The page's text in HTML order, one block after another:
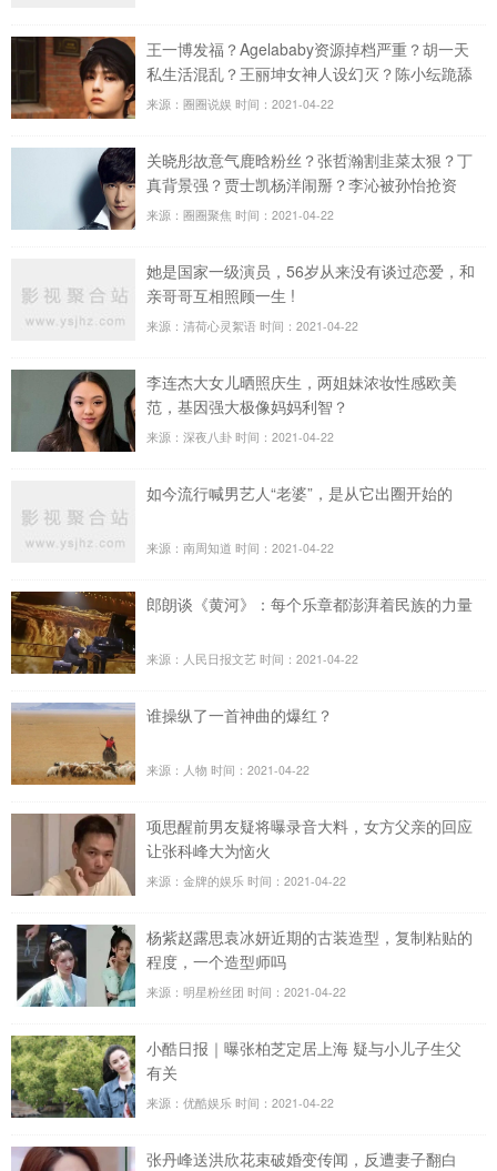
王一博发福？Agelababy资源掉档严重？胡一天
私生活混乱？王丽坤女神人设幻灭？陈小纭跪舔
那英？
来源：圈圈说娱 时间：2021-04-22
关晓彤故意气鹿晗粉丝？张哲瀚割韭菜太狠？丁
真背景强？贾士凯杨洋闹掰？李沁被孙怡抢资
源？
来源：圈圈聚焦 时间：2021-04-22
她是国家一级演员，56岁从来没有谈过恋爱，和
亲哥哥互相照顾一生 !
来源：清荷心灵絮语 时间：2021-04-22
李连杰大女儿晒照庆生，两姐妹浓妆性感欧美
范，基因强大极像妈妈利智？
来源：深夜八卦 时间：2021-04-22
如今流行喊男艺人“老婆”，是从它出圈开始的
来源：南周知道 时间：2021-04-22
​郎朗谈《黄河》：每个乐章都澎湃着民族的力量
来源：人民日报文艺 时间：2021-04-22
谁操纵了一首神曲的爆红？
来源：人物 时间：2021-04-22
项思醒前男友疑将曝录音大料，女方父亲的回应
让张科峰大为恼火
来源：金牌的娱乐 时间：2021-04-22
杨紫赵露思袁冰妍近期的古装造型，复制粘贴的
程度，一个造型师吗
来源：明星粉丝团 时间：2021-04-22
小酷日报｜曝张柏芝定居上海 疑与小儿子生父
有关
来源：优酷娱乐 时间：2021-04-22
张丹峰送洪欣花束破婚变传闻，反遭妻子翻白